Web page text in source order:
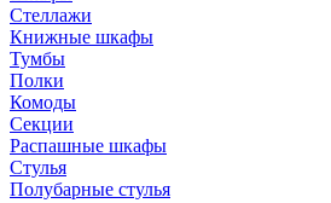
Стеллажи
Книжные шкафы
Тумбы
Полки
Комоды
Секции
Распашные шкафы
Стулья
Полубарные стулья